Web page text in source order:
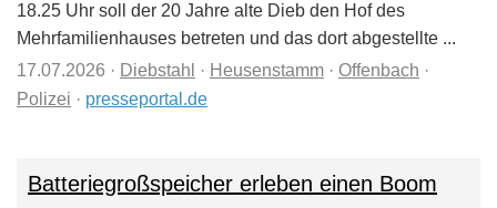
18.25 Uhr soll der 20 Jahre alte Dieb den Hof des
Mehrfamilienhauses betreten und das dort abgestellte ...
17.07.2026 · Diebstahl · Heusenstamm · Offenbach ·
Polizei · presseportal.de
Batteriegroßspeicher erleben einen Boom